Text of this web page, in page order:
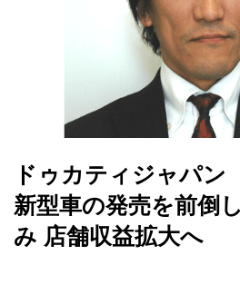
ドゥカティジャパ
新型車の発売を前倒
み 店舗収益拡大へ